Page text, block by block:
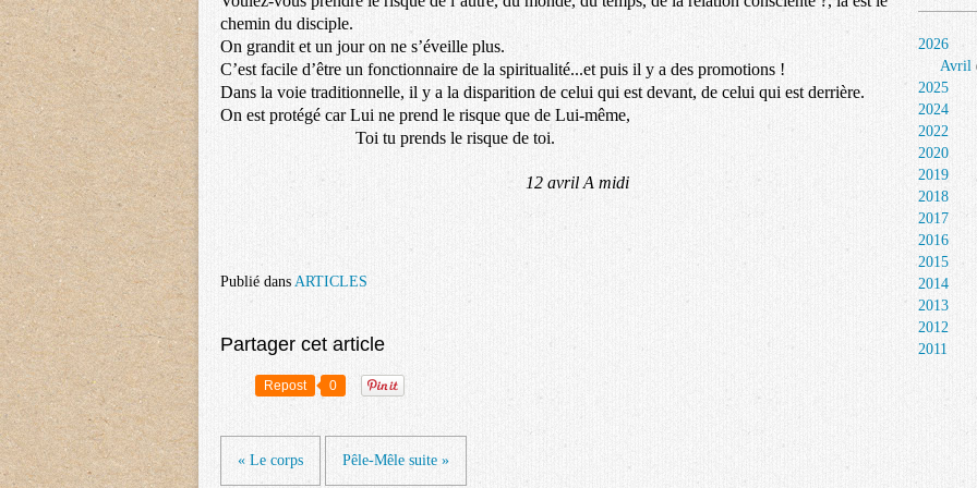
chemin du disciple.
On grandit et un jour on ne s’éveille plus.
C’est facile d’être un fonctionnaire de la spiritualité...et puis il y a des promotions !
Dans la voie traditionnelle, il y a la disparition de celui qui est devant, de celui qui est derrière.
On est protégé car Lui ne prend le risque que de Lui-même,
Toi tu prends le risque de toi.
12 avril A midi
Publié dans ARTICLES
Partager cet article
Repost 0
« Le corps Pêle-Mêle suite »
2026
Avril
2025
2024
2022
2020
2019
2018
2017
2016
2015
2014
2013
2012
2011